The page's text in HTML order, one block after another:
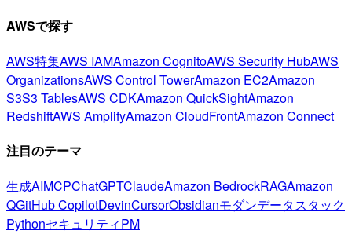
AWSで探す
AWS特集AWS IAMAmazon CognitoAWS Security HubAWS
OrganizationsAWS Control TowerAmazon EC2Amazon
S3S3 TablesAWS CDKAmazon QuickSightAmazon
RedshiftAWS AmplifyAmazon CloudFrontAmazon Connect
注目のテーマ
生成AIMCPChatGPTClaudeAmazon BedrockRAGAmazon
QGitHub CopilotDevinCursorObsidianモダンデータスタック
PythonセキュリティPM